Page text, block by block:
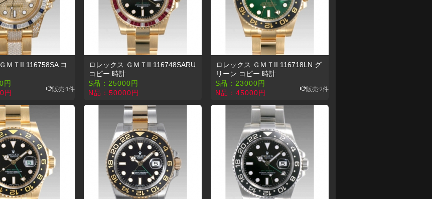
ＭＴII 116758SA コ
円
円
販売:1件
ロレックス ＧＭＴII 116748SARU
コピー 時計
S品： 25000円
N品： 50000円
ロレックス ＧＭＴII 116718LN グ
リーン コピー 時計
S品： 23000円
N品： 45000円
販売:2件